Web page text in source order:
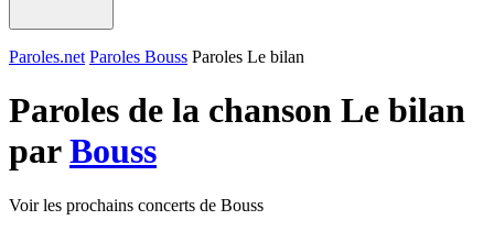
Paroles.net Paroles Bouss Paroles Le bilan
Paroles de la chanson Le bilan
parBouss
Voir les prochains concerts de Bouss